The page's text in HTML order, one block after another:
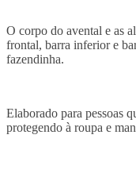
O corpo do avental e as
frontal, barra inferior e
fazendinha.
Elaborado para pessoas
protegendo à roupa e